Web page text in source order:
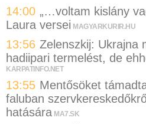
14:00 „…voltam kislány
Laura versei MAGYARKURIR.HU
13:56 Zelenszkij: Ukrajna
hadiipari termelést, de
KARPATINFO.NET
13:55 Mentősöket
faluban
hatására MA7.SK